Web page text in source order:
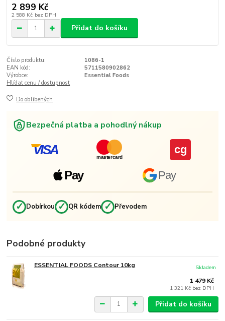
2 899 Kč
2 588 Kč bez DPH
Přidat do košíku
Číslo produktu:
1086-1
EAN kód:
5711580902862
Výrobce:
Essential Foods
Hlídat cenu / dostupnost
Do oblíbených
Bezpečná platba a pohodlný nákup
VISA mastercard
Pay Pay
cg
✓ Dobírkou ✓ QR kódem ✓ Převodem
Podobné produkty
ESSENTIAL FOODS Contour 10kg
1 479 Kč
1 321 Kč bez DPH
Skladem
Přidat do košíku